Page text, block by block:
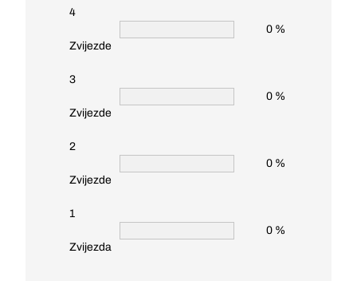
4
Zvijezde
0 %
3
Zvijezde
0 %
2
Zvijezde
0 %
1
Zvijezda
0 %